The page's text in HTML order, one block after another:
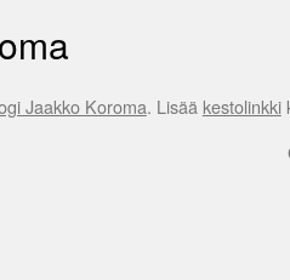
Jaakko Koroma. Lisää kestolinkki